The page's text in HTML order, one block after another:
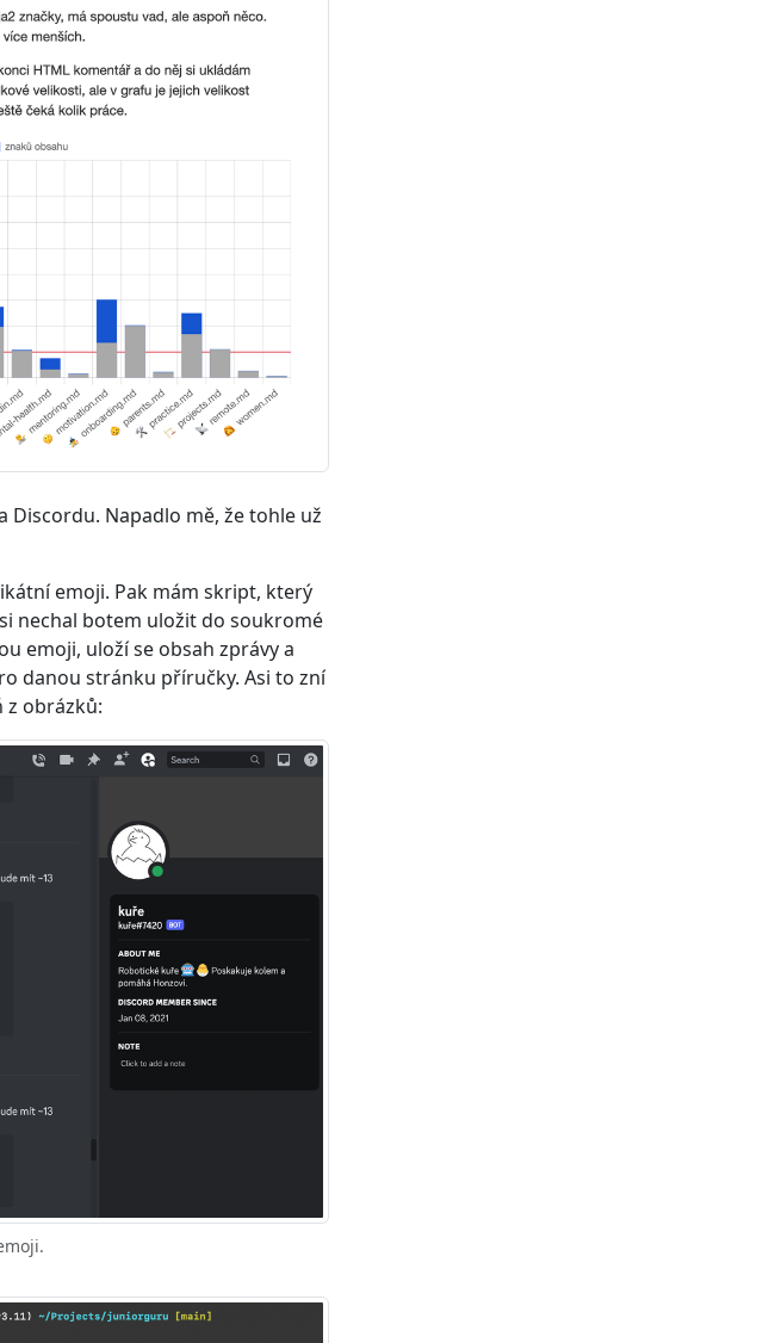
Discordu. Napadlo mě, že tohle už
emoji. Pak mám skript, který
nechal botem uložit do soukromé
emoji, uloží se obsah zprávy a
danou stránku příručky. Asi to zní
z obrázků: